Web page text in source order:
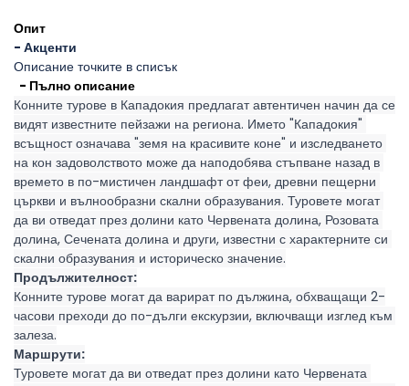
Опит
- Акценти
Описание точките в списък
- Пълно описание
Конните турове в Кападокия предлагат автентичен начин да се
видят известните пейзажи на региона. Името "Кападокия"
всъщност означава "земя на красивите коне" и изследването
на кон задоволството може да наподобява стъпване назад в
времето в по-мистичен ландшафт от феи, древни пещерни
църкви и вълнообразни скални образувания. Туровете могат
да ви отведат през долини като Червената долина, Розовата
долина, Сечената долина и други, известни с характерните си
скални образувания и историческо значение.
Продължителност:
Конните турове могат да варират по дължина, обхващащи 2-
часови преходи до по-дълги екскурзии, включващи изглед към
залеза.
Маршрути:
Туровете могат да ви отведат през долини като Червената